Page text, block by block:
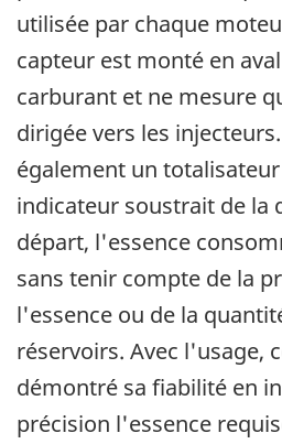
utilisée par chaque
capteur est monté en
carburant et ne mesure
dirigée vers les
également un
indicateur soustrait de la
départ, l'essence
sans tenir compte de la
l'essence ou de la
réservoirs. Avec l'usage,
démontré sa fiabilité en
précision l'essence